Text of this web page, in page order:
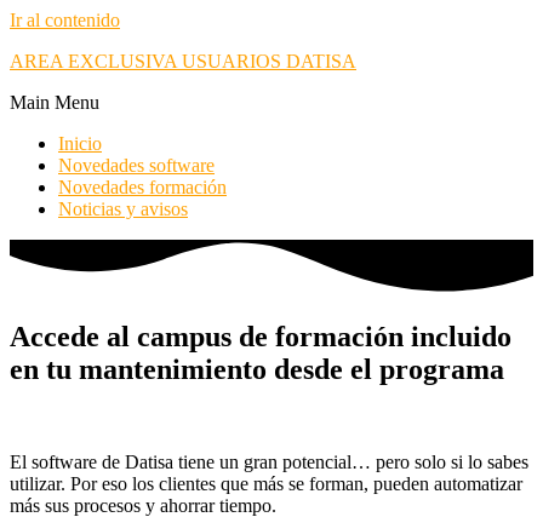
Ir al contenido
AREA EXCLUSIVA USUARIOS DATISA
Main Menu
Inicio
Novedades software
Novedades formación
Noticias y avisos
Accede al campus de formación incluido
en tu mantenimiento desde el programa
El software de Datisa tiene un gran potencial… pero solo si lo sabes
utilizar. Por eso los clientes que más se forman, pueden automatizar
más sus procesos y ahorrar tiempo.